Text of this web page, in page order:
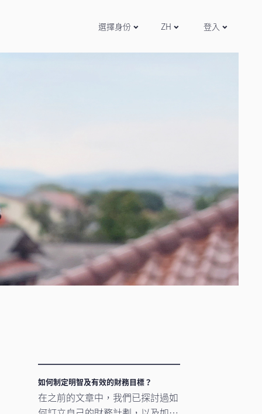
選擇身份 ZH 登入
如何制定明智及有效的財務目標？
在之前的文章中，我們已探討過如